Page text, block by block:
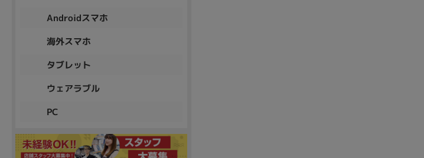
Androidスマホ
海外スマホ
タブレット
ウェアラブル
PC